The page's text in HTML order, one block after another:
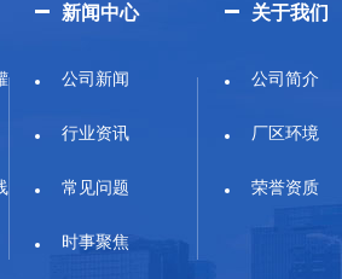
新闻中心
公司新闻
行业资讯
常见问题
时事聚焦
关于我们
公司简介
厂区环境
荣誉资质